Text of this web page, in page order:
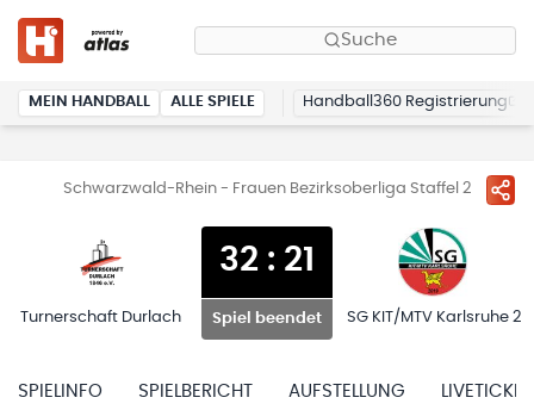
Suche
MEIN HANDBALL ALLE SPIELE Handball360 Registrierung
Schwarzwald-Rhein - Frauen Bezirksoberliga Staffel 2
Turnerschaft Durlach
32 : 21
Spiel beendet SG KIT/MTV Karlsruhe 2
SPIELINFO SPIELBERICHT AUFSTELLUNG LIVETICKER